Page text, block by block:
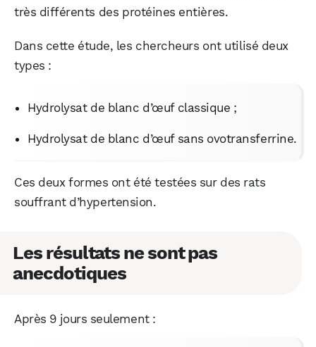
très différents des protéines entières.
Dans cette étude, les chercheurs ont utilisé deux
types :
Hydrolysat de blanc d’œuf classique ;
Hydrolysat de blanc d’œuf sans ovotransferrine.
Ces deux formes ont été testées sur des rats
souffrant d’hypertension.
Les résultats ne sont pas
anecdotiques
Après 9 jours seulement :